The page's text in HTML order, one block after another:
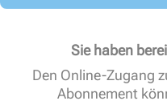
Sie haben
Den Online-Zugang
Abonnement